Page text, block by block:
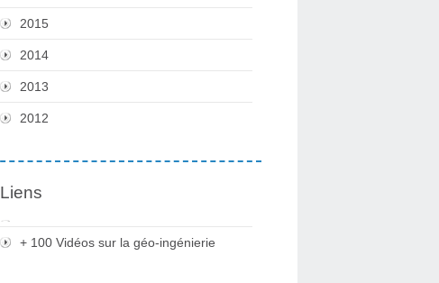
2015
2014
2013
2012
Liens
+ 100 Vidéos sur la géo-ingénierie